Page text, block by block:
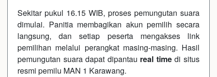
Sekitar pukul 16.15 WIB, proses pemungutan suara
dimulai. Panitia membagikan akun pemilih secara
langsung, dan setiap peserta mengakses link
pemilihan melalui perangkat masing-masing. Hasil
pemungutan suara dapat dipantau real timedi situs
resmi pemilu MAN 1 Karawang.